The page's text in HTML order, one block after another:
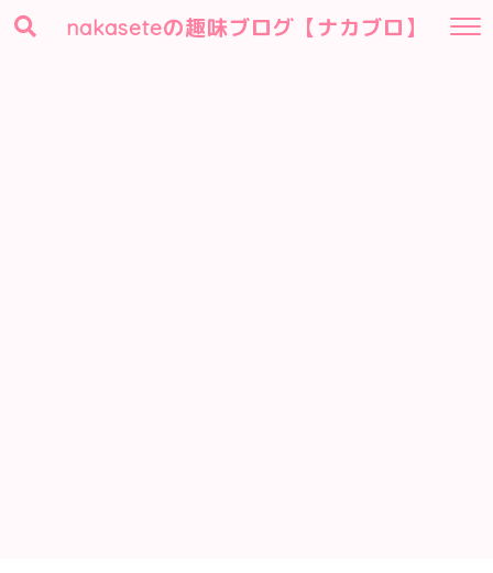
nakaseteの趣味ブログ【ナカブロ】